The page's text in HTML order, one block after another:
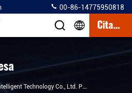
00-86-14775950818
Citações
Technology Co., Ltd. Perfil Da Empresa